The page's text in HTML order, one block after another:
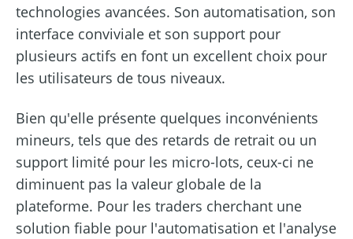
technologies avancées. Son automatisation, son
interface conviviale et son support pour
plusieurs actifs en font un excellent choix pour
les utilisateurs de tous niveaux.
Bien qu'elle présente quelques inconvénients
mineurs, tels que des retards de retrait ou un
support limité pour les micro-lots, ceux-ci ne
diminuent pas la valeur globale de la
plateforme. Pour les traders cherchant une
solution fiable pour l'automatisation et l'analyse